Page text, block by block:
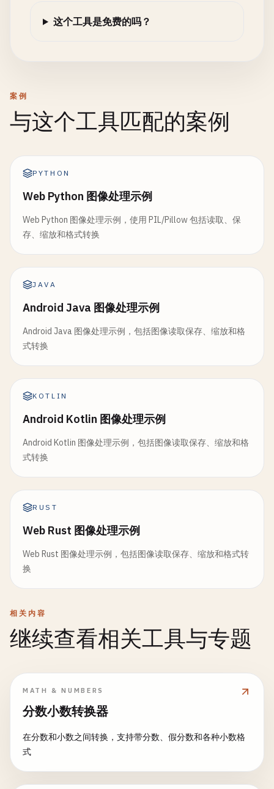
这个工具是免费的吗？
案例
与这个工具匹配的案例
PYTHON
Web Python 图像处理示例
Web Python 图像处理示例，使用 PIL/Pillow 包括读取、保
存、缩放和格式转换
JAVA
Android Java 图像处理示例
Android Java 图像处理示例，包括图像读取保存、缩放和格
式转换
KOTLIN
Android Kotlin 图像处理示例
Android Kotlin 图像处理示例，包括图像读取保存、缩放和格
式转换
RUST
Web Rust 图像处理示例
Web Rust 图像处理示例，包括图像读取保存、缩放和格式转
换
相关内容
继续查看相关工具与专题
MATH & NUMBERS
分数小数转换器
在分数和小数之间转换，支持带分数、假分数和各种小数格
式